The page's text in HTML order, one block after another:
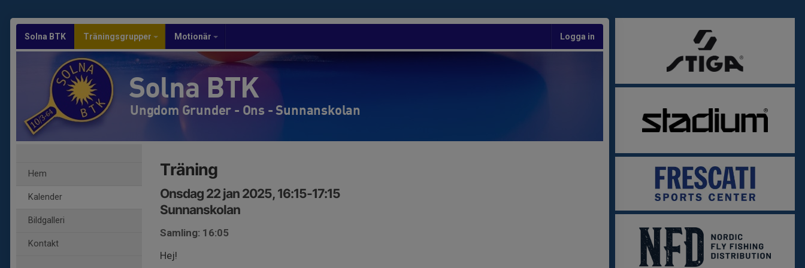
Solna BTK Träningsgrupper Motionär Logga in
Solna BTK
Ungdom Grunder - Ons - Sunnanskolan
Hem
Kalender
Bildgalleri
Kontakt
Träning
Onsdag 22 jan 2025, 16:15-17:15
Sunnanskolan
Samling: 16:05
Hej!